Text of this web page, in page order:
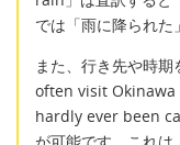
では「雨に降られた
また、行き先や時
often visit
hardly ever been